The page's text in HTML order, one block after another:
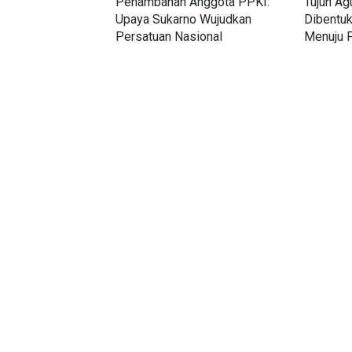
Upaya Sukarno Wujudkan
Persatuan Nasional
Menuju